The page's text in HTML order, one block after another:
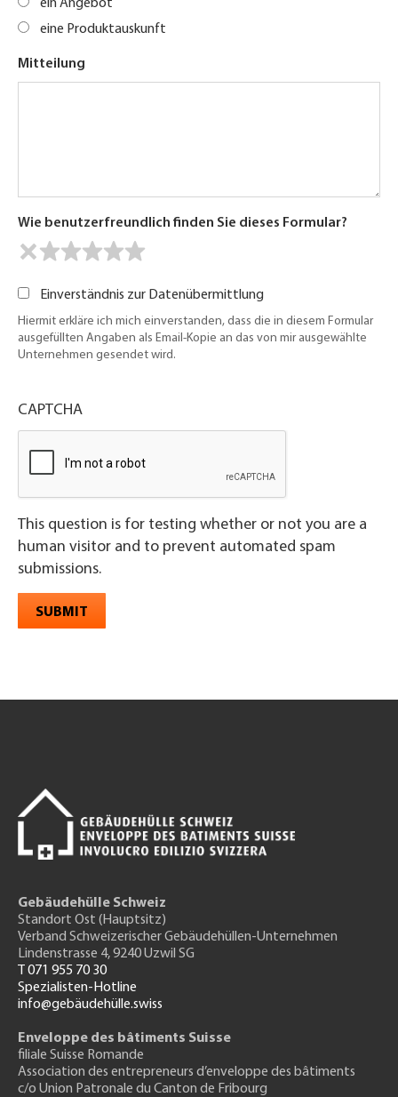
ein Angebot
eine Produktauskunft
Mitteilung
Wie benutzerfreundlich finden Sie dieses Formular?
Einverständnis zur Datenübermittlung
Hiermit erkläre ich mich einverstanden, dass die in diesem Formular
ausgefüllten Angaben als Email-Kopie an das von mir ausgewählte
Unternehmen gesendet wird.
CAPTCHA
This question is for testing whether or not you are a
human visitor and to prevent automated spam
submissions.
SUBMIT
Gebäudehülle Schweiz
Standort Ost (Hauptsitz)
Verband Schweizerischer Gebäudehüllen-Unternehmen
Lindenstrasse 4, 9240 Uzwil SG
T 071 955 70 30
Spezialisten-Hotline
info@gebäudehülle.swiss
Enveloppe des bâtiments Suisse
filiale Suisse Romande
Association des entrepreneurs d’enveloppe des bâtiments
c/o Union Patronale du Canton de Fribourg